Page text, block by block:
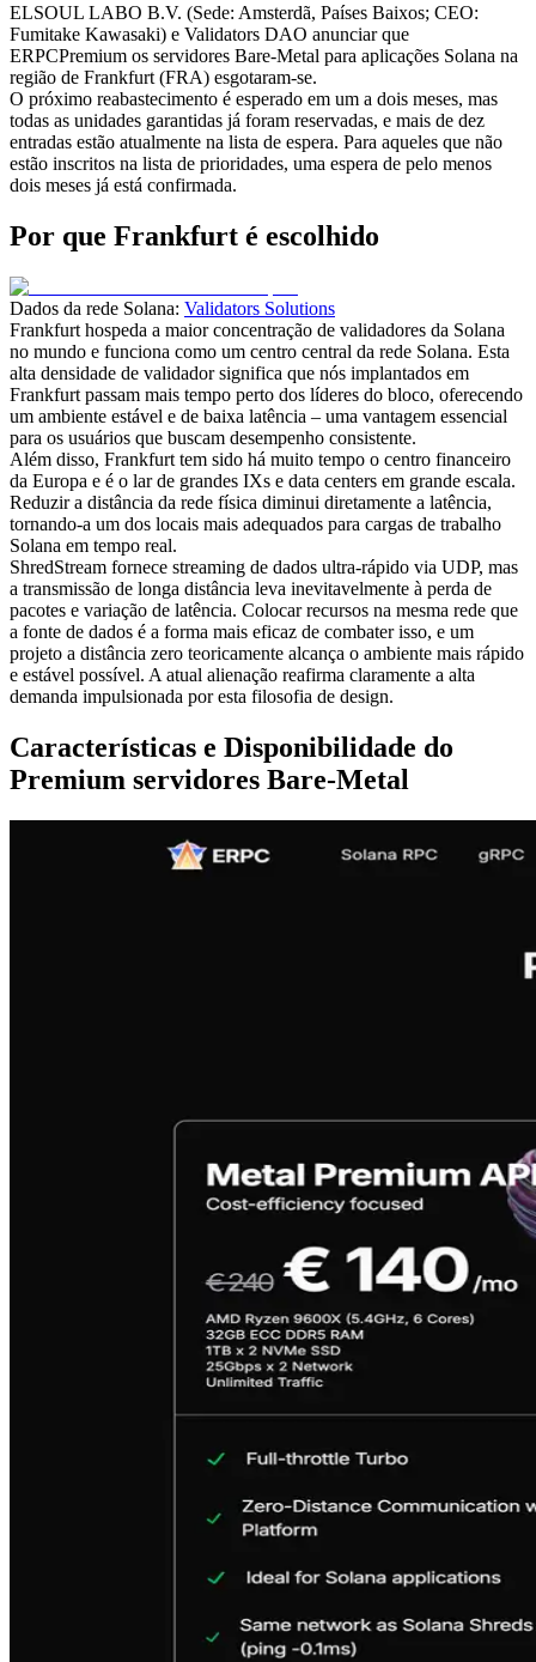
ELSOUL LABO B.V. (Sede: Amsterdã, Países Baixos; CEO:
Fumitake Kawasaki) e Validators DAO anunciar que
ERPCPremium os servidores Bare-Metal para aplicações Solana na
região de Frankfurt (FRA) esgotaram-se.
O próximo reabastecimento é esperado em um a dois meses, mas
todas as unidades garantidas já foram reservadas, e mais de dez
entradas estão atualmente na lista de espera. Para aqueles que não
estão inscritos na lista de prioridades, uma espera de pelo menos
dois meses já está confirmada.
Por que Frankfurt é escolhido
Dados da rede Solana: Validators Solutions
Frankfurt hospeda a maior concentração de validadores da Solana
no mundo e funciona como um centro central da rede Solana. Esta
alta densidade de validador significa que nós implantados em
Frankfurt passam mais tempo perto dos líderes do bloco, oferecendo
um ambiente estável e de baixa latência – uma vantagem essencial
para os usuários que buscam desempenho consistente.
Além disso, Frankfurt tem sido há muito tempo o centro financeiro
da Europa e é o lar de grandes IXs e data centers em grande escala.
Reduzir a distância da rede física diminui diretamente a latência,
tornando-a um dos locais mais adequados para cargas de trabalho
Solana em tempo real.
ShredStream fornece streaming de dados ultra-rápido via UDP, mas
a transmissão de longa distância leva inevitavelmente à perda de
pacotes e variação de latência. Colocar recursos na mesma rede que
a fonte de dados é a forma mais eficaz de combater isso, e um
projeto a distância zero teoricamente alcança o ambiente mais rápido
e estável possível. A atual alienação reafirma claramente a alta
demanda impulsionada por esta filosofia de design.
Características e Disponibilidade do
Premium servidores Bare-Metal